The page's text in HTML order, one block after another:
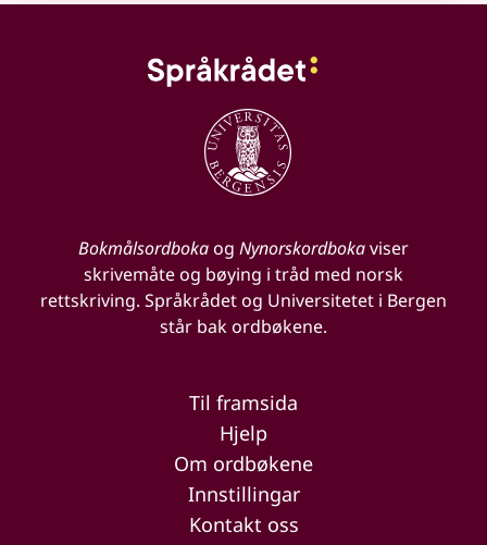
Bokmålsordbokaog Nynorskordbokaviser
skrivemåte og bøying i tråd med norsk
rettskriving. Språkrådet og Universitetet i Bergen
står bak ordbøkene.
Til framsida
Hjelp
Om ordbøkene
Innstillingar
Kontakt oss